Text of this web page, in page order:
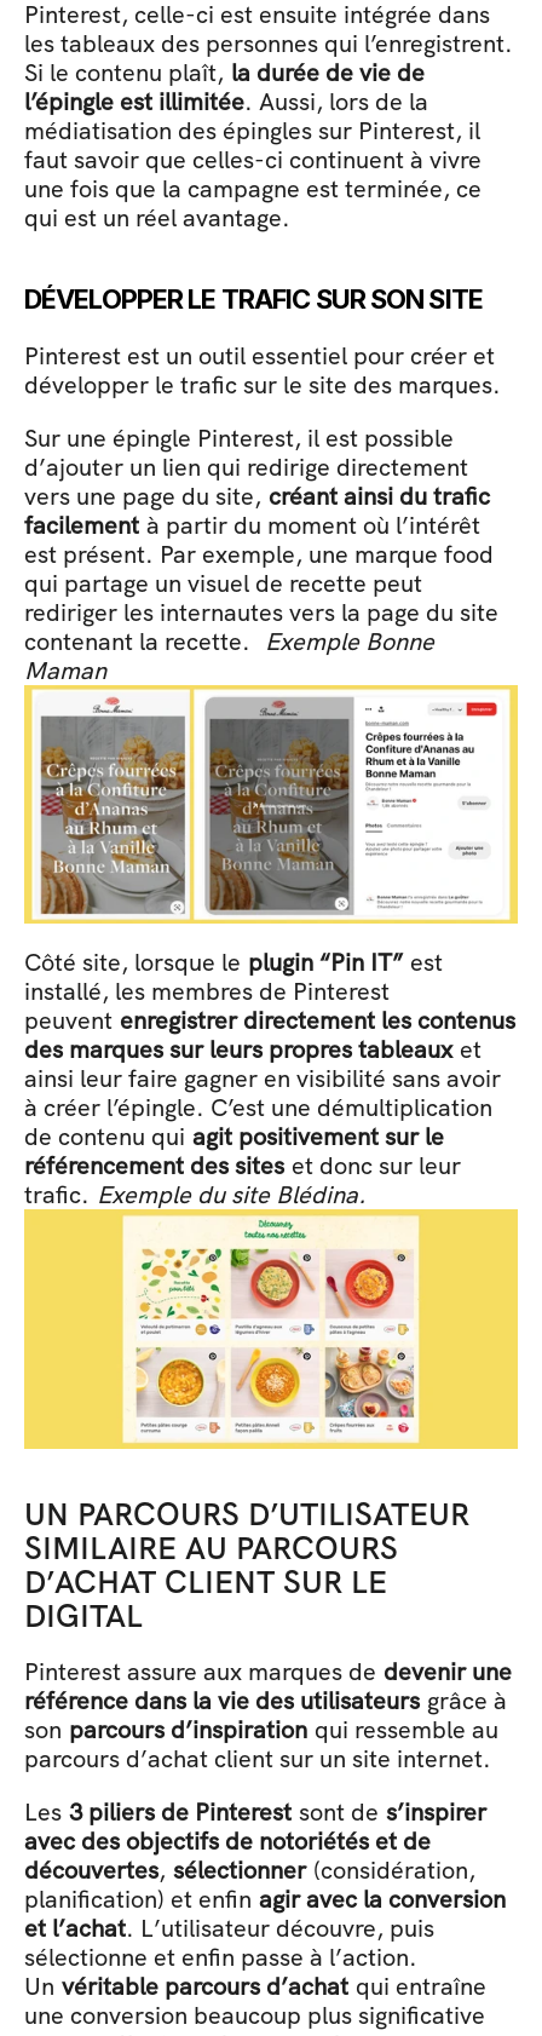
Pinterest, celle-ci est ensuite intégrée dans
les tableaux des personnes qui l’enregistrent.
Si le contenu plaît, la durée de vie de
l’épingle est illimitée. Aussi, lors de la
médiatisation des épingles sur Pinterest, il
faut savoir que celles-ci continuent à vivre
une fois que la campagne est terminée, ce
qui est un réel avantage.
DÉVELOPPER LE TRAFIC SUR SON SITE
Pinterest est un outil essentiel pour créer et
développer le trafic sur le site des marques.
Sur une épingle Pinterest, il est possible
d’ajouter un lien qui redirige directement
vers une page du site, créant ainsi du trafic
facilement à partir du moment où l’intérêt
est présent. Par exemple, une marque food
qui partage un visuel de recette peut
rediriger les internautes vers la page du site
contenant la recette. Exemple Bonne
Maman
Côté site, lorsque le plugin “Pin IT” est
installé, les membres de Pinterest
peuvent enregistrer directement les contenus
des marques sur leurs propres tableaux et
ainsi leur faire gagner en visibilité sans avoir
à créer l’épingle. C’est une démultiplication
de contenu qui agit positivement sur le
référencement des sites et donc sur leur
trafic. Exemple du site Blédina.
UN PARCOURS D’UTILISATEUR
SIMILAIRE AU PARCOURS
D’ACHAT CLIENT SUR LE
DIGITAL
Pinterest assure aux marques de devenir une
référence dans la vie des utilisateurs grâce à
son parcours d’inspiration qui ressemble au
parcours d’achat client sur un site internet.
Les 3 piliers de Pinterest sont de s’inspirer
avec des objectifs de notoriétés et de
découvertes, sélectionner (considération,
planification) et enfin agir avec la conversion
et l’achat. L’utilisateur découvre, puis
sélectionne et enfin passe à l’action.
Un véritable parcours d’achat qui entraîne
une conversion beaucoup plus significative